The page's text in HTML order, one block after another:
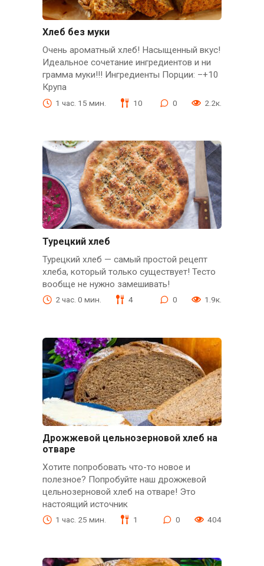
Хлеб без муки
Очень ароматный хлеб! Насыщенный вкус!
Идеальное сочетание ингредиентов и ни
грамма муки!!! Ингредиенты Порции: –+10
Крупа
1 час. 15 мин. 10 0 2.2к.
Турецкий хлеб
Турецкий хлеб — самый простой рецепт
хлеба, который только существует! Тесто
вообще не нужно замешивать!
2 час. 0 мин. 4 0 1.9к.
Дрожжевой цельнозерновой хлеб на
отваре
Хотите попробовать что-то новое и
полезное? Попробуйте наш дрожжевой
цельнозерновой хлеб на отваре! Это
настоящий источник
1 час. 25 мин. 1 0 404